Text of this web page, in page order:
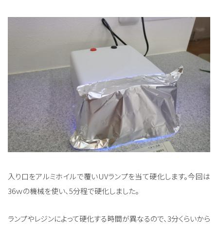
入り口をアルミホイルで覆いUVランプを当て硬化します。今回は
36ｗの機械を使い、5分程で硬化しました。
ランプやレジンによって硬化する時間が異なるので、3分くらいから